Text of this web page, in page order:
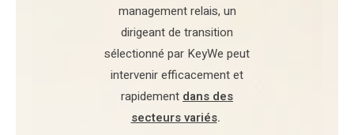
management relais, un
dirigeant de transition
sélectionné par KeyWe peut
intervenir efficacement et
rapidement dans des
secteurs variés.